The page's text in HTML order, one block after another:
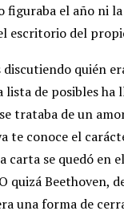
el año ni
escritorio del
quién
de posibles ha
trataba de un
te conoce el
carta se quedó en
quizá Beethoven,
una forma de